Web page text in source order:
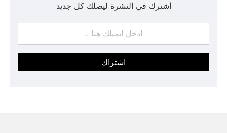
أشترك في النشرة ليصلك كل جديد
اشتراك